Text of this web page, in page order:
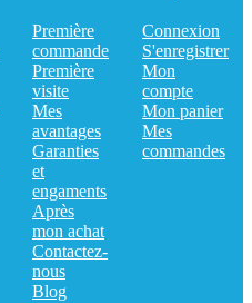
Première
commande
Première
visite
Mes
avantages
Garanties
et
engaments
Après
mon achat
Contactez-
nous
Blog
Connexion
S'enregistrer
Mon
compte
Mon panier
Mes
commandes